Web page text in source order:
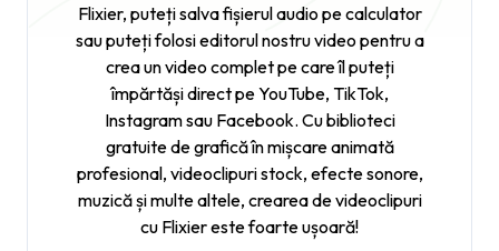
Flixier, puteți salva fișierul audio pe calculator
sau puteți folosi editorul nostru video pentru a
crea un video complet pe care îl puteți
împărtăși direct pe YouTube, TikTok,
Instagram sau Facebook. Cu biblioteci
gratuite de grafică în mișcare animată
profesional, videoclipuri stock, efecte sonore,
muzică și multe altele, crearea de videoclipuri
cu Flixier este foarte ușoară!